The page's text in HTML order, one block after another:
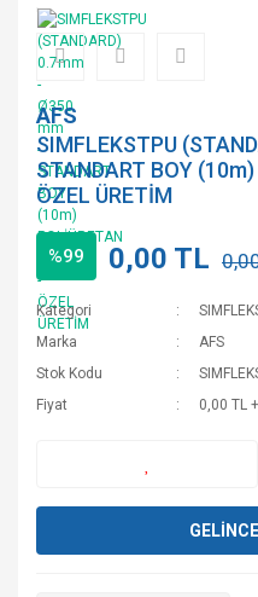
AFS
SIMFLEKSTPU
STANDART BOY
ÖZEL ÜRETİM
%99 0,00 TL
Kategori
Marka
AFS
Stok Kodu
Fiyat
0,00 TL